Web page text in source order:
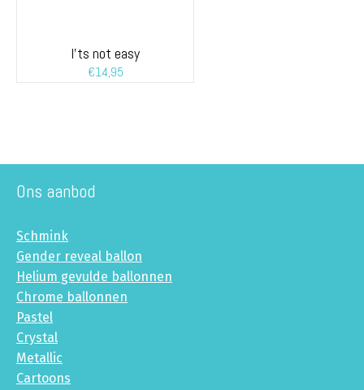
I’ts not easy
€14,95
Ons aanbod
Schmink
Gender reveal ballon
Helium gevulde ballonnen
Chrome ballonnen
Pastel
Crystal
Metallic
Cartoons